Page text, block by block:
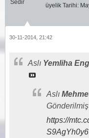
üyelik Tarihi:
30-11-2014, 21:42
Aslı Yemliha
Aslı
Gönderilmiş
https://
S9AgYh0y6